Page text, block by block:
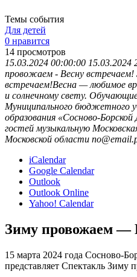
Темы события
Для детей
0 нравится
14 просмотров
15.03.2024 00:00:00 15.03.2024
провожаем - Весну встречаем!
встречаем!Весна — любимое
и солнечному свету.
Муниципального бюджетного
образования «Сосново-
гостей музыкальную
Московской области
iCalendar
Google Calendar
Outlook
Outlook Online
Yahoo! Calendar
Зиму провожаем —
15 марта 2024 года Сосново-
представляет Спектакль Зиму